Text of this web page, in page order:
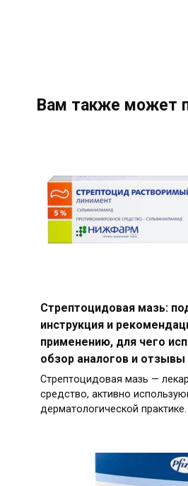
Вам также может
Стрептоцидовая мазь:
инструкция и
применению, для чего
обзор аналогов и отзывы
Стрептоцидовая мазь —
средство, активно
дерматологической практике.